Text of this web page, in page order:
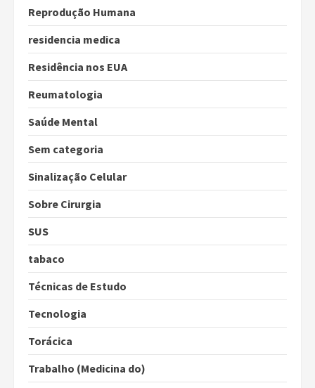
Reprodução Humana
residencia medica
Residência nos EUA
Reumatologia
Saúde Mental
Sem categoria
Sinalização Celular
Sobre Cirurgia
SUS
tabaco
Técnicas de Estudo
Tecnologia
Torácica
Trabalho (Medicina do)